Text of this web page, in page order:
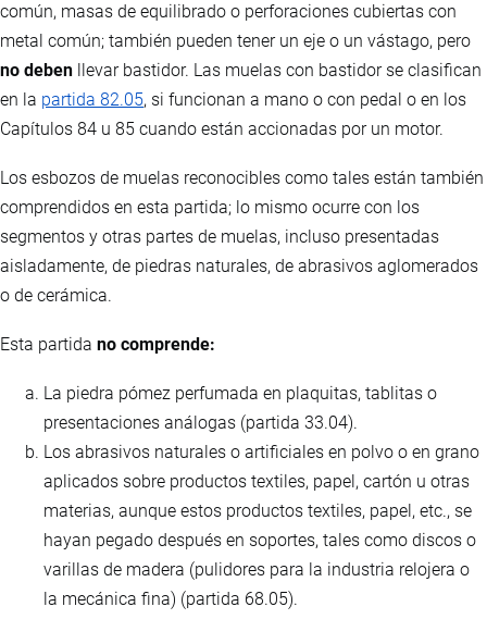
común, masas de equilibrado o perforaciones cubiertas con
metal común; también pueden tener un eje o un vástago, pero
no deben llevar bastidor. Las muelas con bastidor se clasifican
en la partida 82.05, si funcionan a mano o con pedal o en los
Capítulos 84 u 85 cuando están accionadas por un motor.
Los esbozos de muelas reconocibles como tales están también
comprendidos en esta partida; lo mismo ocurre con los
segmentos y otras partes de muelas, incluso presentadas
aisladamente, de piedras naturales, de abrasivos aglomerados
o de cerámica.
Esta partida no comprende:
La piedra pómez perfumada en plaquitas, tablitas o
presentaciones análogas (partida 33.04).
Los abrasivos naturales o artificiales en polvo o en grano
aplicados sobre productos textiles, papel, cartón u otras
materias, aunque estos productos textiles, papel, etc., se
hayan pegado después en soportes, tales como discos o
varillas de madera (pulidores para la industria relojera o
la mecánica fina) (partida 68.05).